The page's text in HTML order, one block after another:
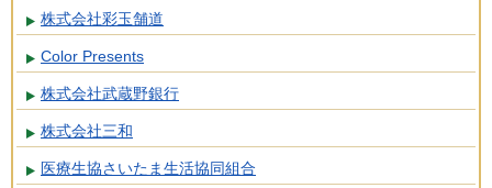
株式会社彩玉舗道
Color Presents
株式会社武蔵野銀行
株式会社三和
医療生協さいたま生活協同組合